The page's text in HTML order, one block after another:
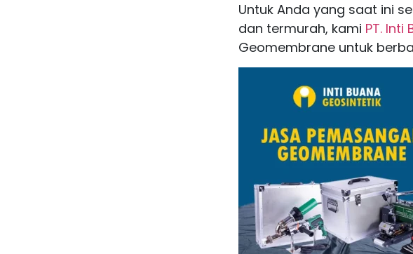
Untuk Anda yang saat ini
dan termurah, kami PT. Inti
Geomembrane untuk